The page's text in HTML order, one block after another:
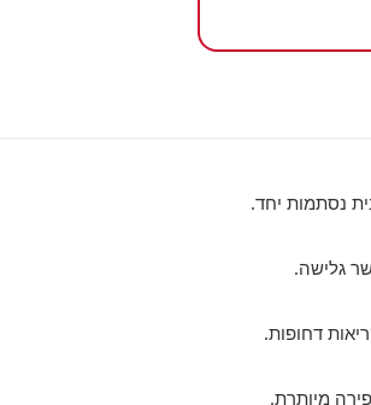
נסתמות יחד.
גלישה.
דחופות.
מיותרת.